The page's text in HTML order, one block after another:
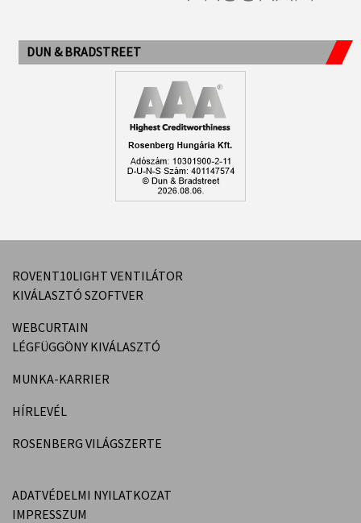
DUN & BRADSTREET
ROVENT10LIGHT VENTILÁTOR
KIVÁLASZTÓ SZOFTVER
WEBCURTAIN
LÉGFÜGGÖNY KIVÁLASZTÓ
MUNKA-KARRIER
HÍRLEVÉL
ROSENBERG VILÁGSZERTE
ADATVÉDELMI NYILATKOZAT
IMPRESSZUM